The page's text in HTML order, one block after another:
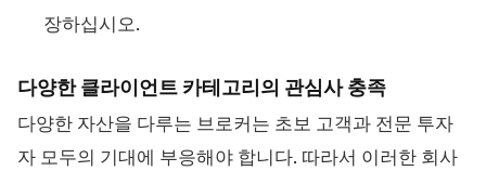
장하십시오.
다양한 클라이언트 카테고리의 관심사 충족
다양한 자산을 다루는 브로커는 초보 고객과 전문 투자
자 모두의 기대에 부응해야 합니다. 따라서 이러한 회사